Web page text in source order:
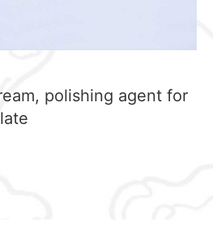
polishing agent for